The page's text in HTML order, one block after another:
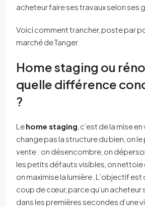
acheteur faire ses travaux selon ses
Voici comment trancher, poste par
marché de Tanger.
Home staging ou
quelle différence
?
Lehome staging , c’est de la mise
change pas la structure du bien, on
vente : on désencombre, on
les petits défauts visibles, on
on maximise la lumière. L’objectif
coup de cœur, parce qu’un acheteur
dans les premières secondes d’une